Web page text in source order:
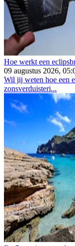
Hoe werkt een
09 augustus 2026,
Wil jij weten hoe een
zonsverduisteri...